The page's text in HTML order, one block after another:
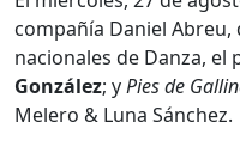
compañía Daniel
nacionales de Danza, el
González; yPies de
Melero & Luna Sánchez.